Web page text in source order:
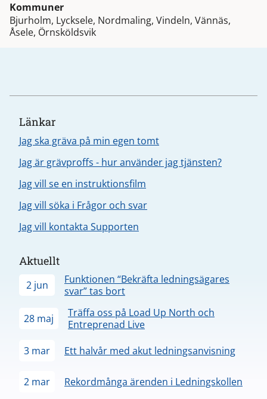
Kommuner
Bjurholm, Lycksele, Nordmaling, Vindeln, Vännäs,
Åsele, Örnsköldsvik
Länkar
Jag ska gräva på min egen tomt
Jag är grävproffs - hur använder jag tjänsten?
Jag vill se en instruktionsfilm
Jag vill söka i Frågor och svar
Jag vill kontakta Supporten
Aktuellt
2 jun
Funktionen “Bekräfta ledningsägares
svar” tas bort
28 maj
Träffa oss på Load Up North och
Entreprenad Live
3 mar
Ett halvår med akut ledningsanvisning
2 mar Rekordmånga ärenden i Ledningskollen